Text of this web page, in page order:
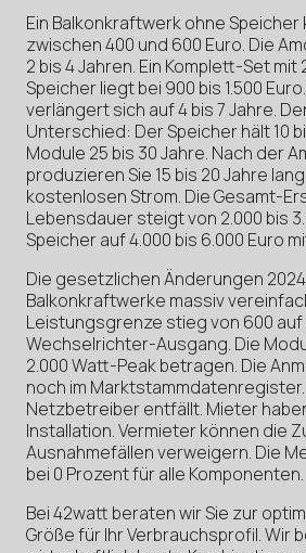
Ein Balkonkraftwerk ohne
zwischen 400 und 600 Euro. Die
2 bis 4 Jahren. Ein Komplett-Set
Speicher liegt bei 900 bis 1.500
verlängert sich auf 4 bis 7 Jahre.
Unterschied: Der Speicher hält 10
Module 25 bis 30 Jahre. Nach der
produzieren Sie 15 bis 20 Jahre
kostenlosen Strom. Die Gesamt-
Lebensdauer steigt von 2.000 bis
Speicher auf 4.000 bis 6.000 Euro
Die gesetzlichen Änderungen
Balkonkraftwerke massiv
Leistungsgrenze stieg von 600 auf
Wechselrichter-Ausgang. Die
2.000 Watt-Peak betragen. Die
noch im
Netzbetreiber entfällt. Mieter
Installation. Vermieter können die
Ausnahmefällen verweigern. Die
bei 0 Prozent für alle Komponenten.
Bei 42watt beraten wir Sie zur
Größe für Ihr Verbrauchsprofil. Wir